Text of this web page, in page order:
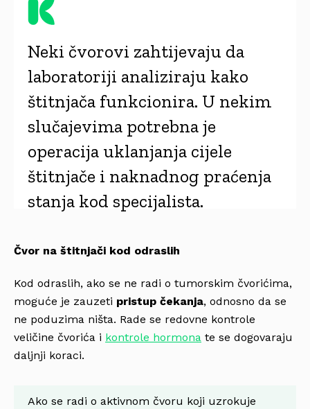
Neki čvorovi zahtijevaju da
laboratoriji analiziraju kako
štitnjača funkcionira. U nekim
slučajevima potrebna je
operacija uklanjanja cijele
štitnjače i naknadnog praćenja
stanja kod specijalista.
Čvor na štitnjači kod odraslih
Kod odraslih, ako se ne radi o tumorskim čvorićima,
moguće je zauzeti pristup čekanja, odnosno da se
ne poduzima ništa. Rade se redovne kontrole
veličine čvorića i kontrole hormona te se dogovaraju
daljnji koraci.
Ako se radi o aktivnom čvoru koji uzrokuje